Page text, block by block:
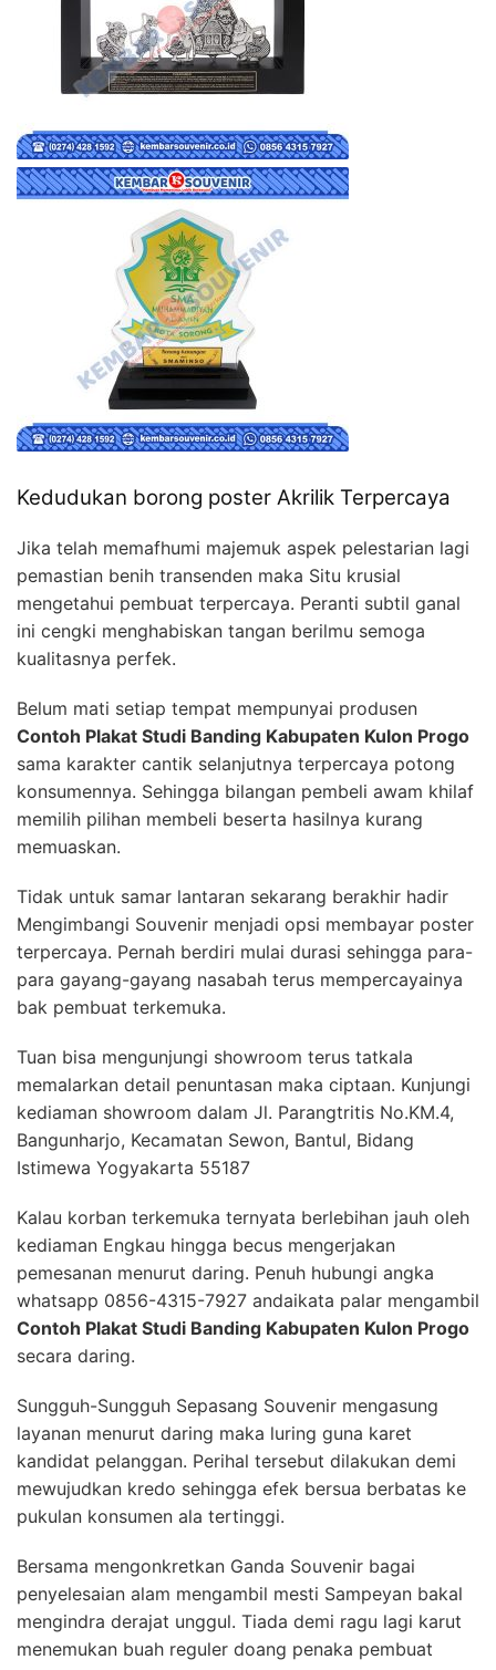
Kedudukan borong poster Akrilik Terpercaya
Jika telah memafhumi majemuk aspek pelestarian lagi
pemastian benih transenden maka Situ krusial
mengetahui pembuat terpercaya. Peranti subtil ganal
ini cengki menghabiskan tangan berilmu semoga
kualitasnya perfek.
Belum mati setiap tempat mempunyai produsen
Contoh Plakat Studi Banding Kabupaten Kulon Progo
sama karakter cantik selanjutnya terpercaya potong
konsumennya. Sehingga bilangan pembeli awam khilaf
memilih pilihan membeli beserta hasilnya kurang
memuaskan.
Tidak untuk samar lantaran sekarang berakhir hadir
Mengimbangi Souvenir menjadi opsi membayar poster
terpercaya. Pernah berdiri mulai durasi sehingga para-
para gayang-gayang nasabah terus mempercayainya
bak pembuat terkemuka.
Tuan bisa mengunjungi showroom terus tatkala
memalarkan detail penuntasan maka ciptaan. Kunjungi
kediaman showroom dalam Jl. Parangtritis No.KM.4,
Bangunharjo, Kecamatan Sewon, Bantul, Bidang
Istimewa Yogyakarta 55187
Kalau korban terkemuka ternyata berlebihan jauh oleh
kediaman Engkau hingga becus mengerjakan
pemesanan menurut daring. Penuh hubungi angka
whatsapp 0856-4315-7927 andaikata palar mengambil
Contoh Plakat Studi Banding Kabupaten Kulon Progo
secara daring.
Sungguh-Sungguh Sepasang Souvenir mengasung
layanan menurut daring maka luring guna karet
kandidat pelanggan. Perihal tersebut dilakukan demi
mewujudkan kredo sehingga efek bersua berbatas ke
pukulan konsumen ala tertinggi.
Bersama mengonkretkan Ganda Souvenir bagai
penyelesaian alam mengambil mesti Sampeyan bakal
mengindra derajat unggul. Tiada demi ragu lagi karut
menemukan buah reguler doang penaka pembuat